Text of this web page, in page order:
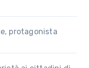
protagonista